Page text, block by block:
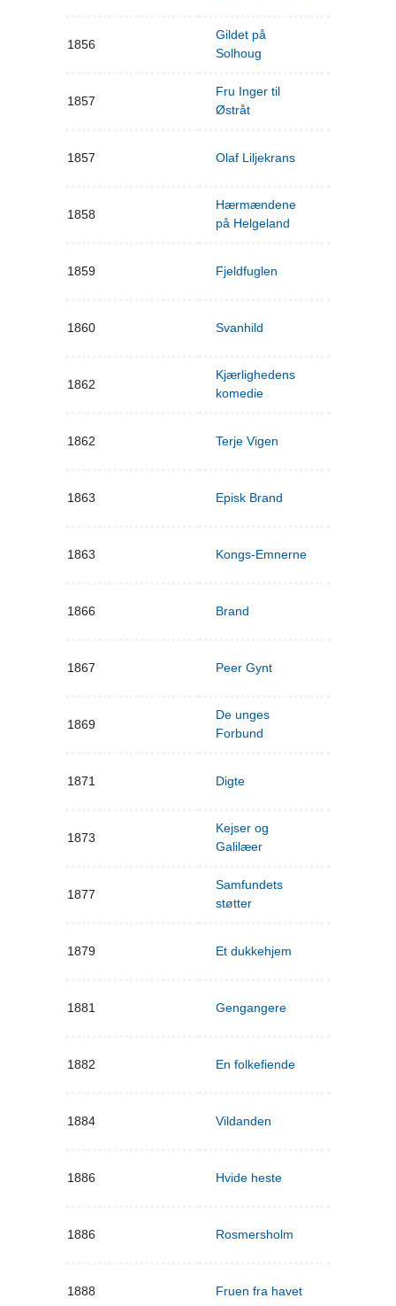
1856
Gildet på
Solhoug
1857
Fru Inger til
Østråt
1857 Olaf Liljekrans
1858
Hærmændene
på Helgeland
1859 Fjeldfuglen
1860 Svanhild
1862
Kjærlighedens
komedie
1862 Terje Vigen
1863 Episk Brand
1863 Kongs-Emnerne
1866 Brand
1867 Peer Gynt
1869
De unges
Forbund
1871 Digte
1873
Kejser og
Galilæer
1877
Samfundets
støtter
1879 Et dukkehjem
1881 Gengangere
1882 En folkefiende
1884 Vildanden
1886 Hvide heste
1886 Rosmersholm
1888 Fruen fra havet